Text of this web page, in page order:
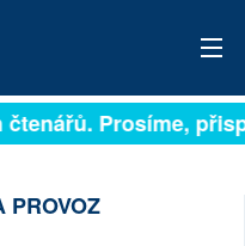
Prosíme,
PROVOZ